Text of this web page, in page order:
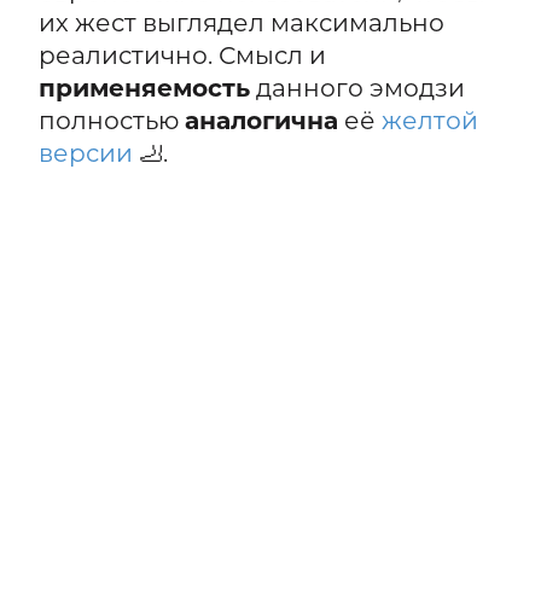
их жест выглядел максимально
реалистично. Смысл и
применяемостьданного эмодзи
полностью аналогична её желтой
версии 🦶.